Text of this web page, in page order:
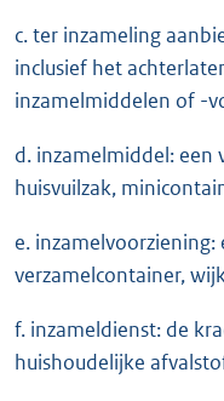
c. ter inzameling
inclusief het
inzamelmiddelen of -
d. inzamelmiddel:
huisvuilzak,
e.
verzamelcontainer,
f. inzameldienst: de
huishoudelijke